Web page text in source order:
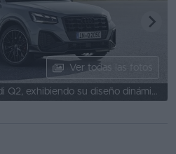
Ver todas las fotos
Vista frontal y lateral del Audi Q2, exhibiendo su diseño dinámico.